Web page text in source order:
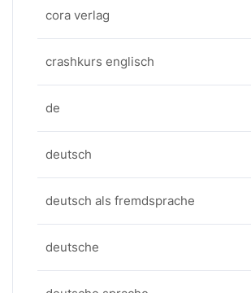
cora verlag
crashkurs englisch
de
deutsch
deutsch als fremdsprache
deutsche